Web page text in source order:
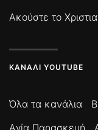
Ακούστε το
ΚΑΝΆΛΙ YOUTUBE
Όλα τα κανάλια
Αγία Παρασκευή